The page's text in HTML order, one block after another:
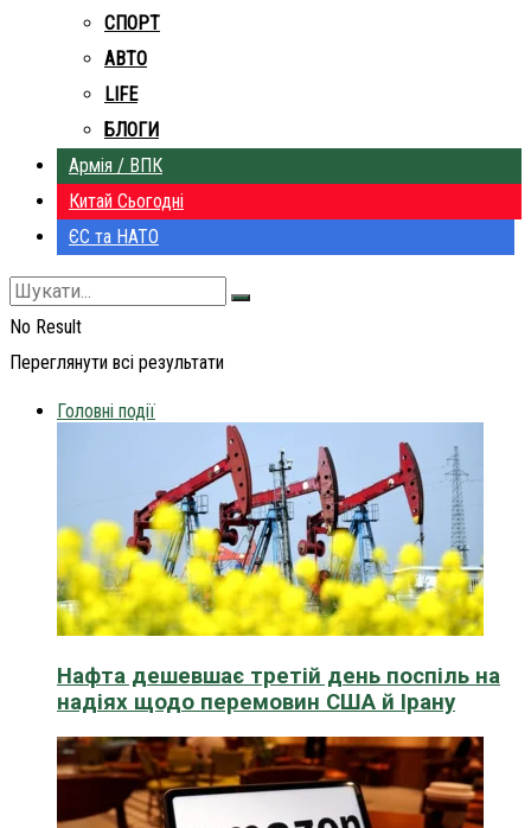
СПОРТ
АВТО
LIFE
БЛОГИ
Армія / ВПК
Китай Сьогодні
ЄС та НАТО
No Result
Переглянути всі результати
Головні події
Нафта дешевшає третій день поспіль на
надіях щодо перемовин США й Ірану